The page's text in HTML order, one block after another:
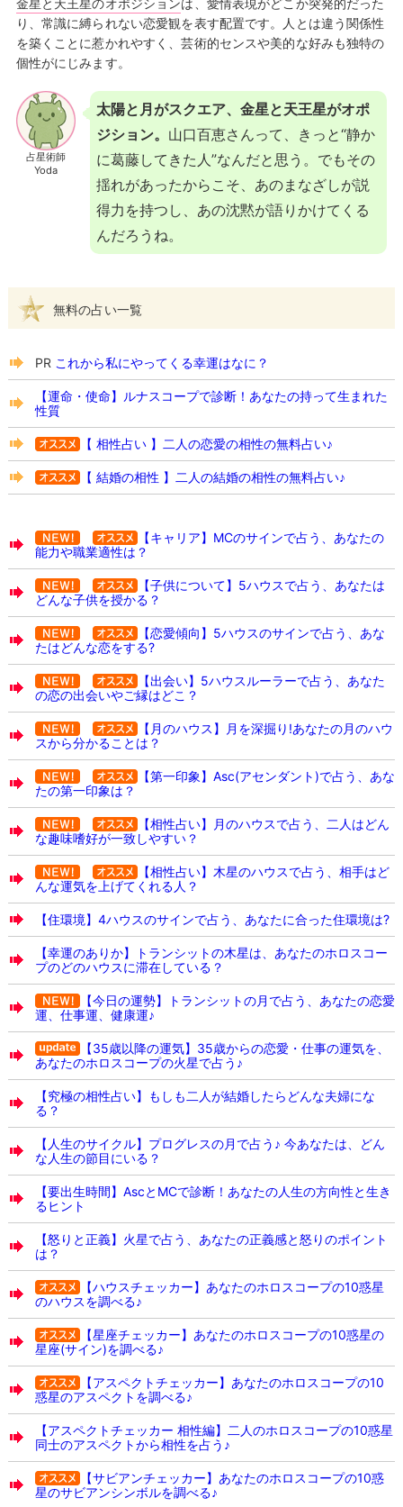
り、常識に縛られない恋愛観を表す配置です。人とは違う関係性
を築くことに惹かれやすく、芸術的センスや美的な好みも独特の
個性がにじみます。
占星術師
Yoda
太陽と月がスクエア、金星と天王星がオポ
ジション。 山口百恵さんって、きっと“静か
に葛藤してきた人”なんだと思う。でもその
揺れがあったからこそ、あのまなざしが説
得力を持つし、あの沈黙が語りかけてくる
んだろうね。
無料の占い一覧
PR これから私にやってくる幸運はなに？
【運命・使命】ルナスコープで診断！あなたの持って生まれた
性質
【 相性占い 】二人の恋愛の相性の無料占い♪
【 結婚の相性 】二人の結婚の相性の無料占い♪
【キャリア】MCのサインで占う、あなたの
能力や職業適性は？
【子供について】5ハウスで占う、あなたは
どんな子供を授かる？
【恋愛傾向】5ハウスのサインで占う、あな
たはどんな恋をする?
【出会い】5ハウスルーラーで占う、あなた
の恋の出会いやご縁はどこ？
【月のハウス】月を深掘り!あなたの月のハウ
スから分かることは？
【第一印象】Asc(アセンダント)で占う、あな
たの第一印象は？
【相性占い】月のハウスで占う、二人はどん
な趣味嗜好が一致しやすい？
【相性占い】木星のハウスで占う、相手はど
んな運気を上げてくれる人？
【住環境】4ハウスのサインで占う、あなたに合った住環境は?
【幸運のありか】トランシットの木星は、あなたのホロスコー
プのどのハウスに滞在している？
【今日の運勢】トランシットの月で占う、あなたの恋愛
運、仕事運、健康運♪
【35歳以降の運気】35歳からの恋愛・仕事の運気を、
あなたのホロスコープの火星で占う♪
【究極の相性占い】もしも二人が結婚したらどんな夫婦にな
る？
【人生のサイクル】プログレスの月で占う♪ 今あなたは、どん
な人生の節目にいる？
【要出生時間】AscとMCで診断！あなたの人生の方向性と生き
るヒント
【怒りと正義】火星で占う、あなたの正義感と怒りのポイント
は？
【ハウスチェッカー】あなたのホロスコープの10惑星
のハウスを調べる♪
【星座チェッカー】あなたのホロスコープの10惑星の
星座(サイン)を調べる♪
【アスペクトチェッカー】あなたのホロスコープの10
惑星のアスペクトを調べる♪
【アスペクトチェッカー 相性編】二人のホロスコープの10惑星
同士のアスペクトから相性を占う♪
【サビアンチェッカー】あなたのホロスコープの10惑
星のサビアンシンボルを調べる♪